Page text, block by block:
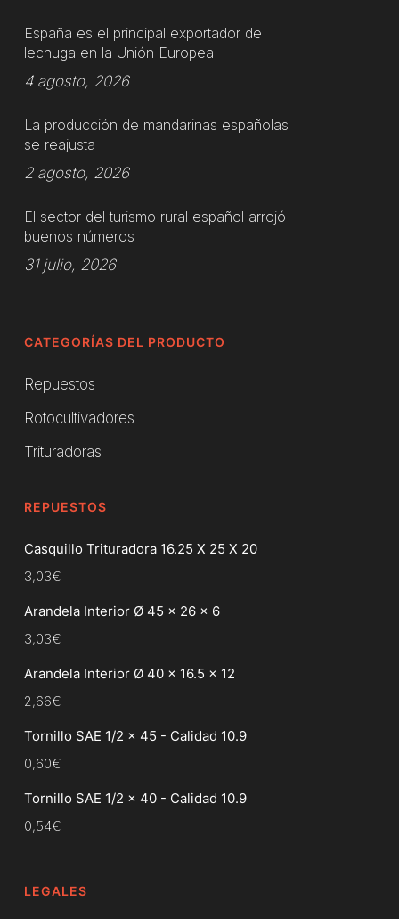
España es el principal exportador de
lechuga en la Unión Europea
4 agosto, 2026
La producción de mandarinas españolas
se reajusta
2 agosto, 2026
El sector del turismo rural español arrojó
buenos números
31 julio, 2026
CATEGORÍAS DEL PRODUCTO
Repuestos
Rotocultivadores
Trituradoras
REPUESTOS
Casquillo Trituradora 16.25 X 25 X 20
3,03€
Arandela Interior Ø 45 x 26 x 6
3,03€
Arandela Interior Ø 40 x 16.5 x 12
2,66€
Tornillo SAE 1/2 x 45 - Calidad 10.9
0,60€
Tornillo SAE 1/2 x 40 - Calidad 10.9
0,54€
LEGALES